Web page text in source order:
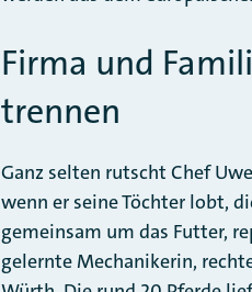
Firma und
trennen
Ganz selten rutscht Chef
wenn er seine Töchter lobt,
gemeinsam um das Futter,
gelernte Mechanikerin,